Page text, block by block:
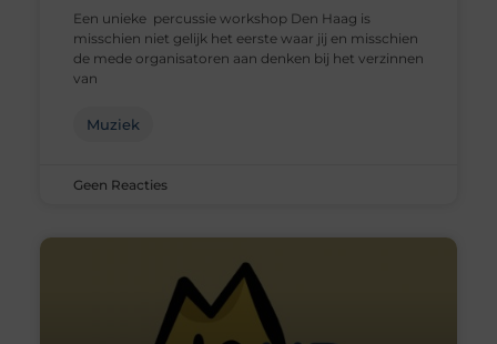
Een unieke percussie workshop Den Haag is
misschien niet gelijk het eerste waar jij en misschien
de mede organisatoren aan denken bij het verzinnen
van
Muziek
Geen Reacties